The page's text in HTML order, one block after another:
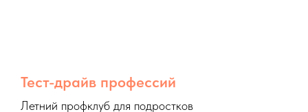
Тест-драйв профессий
Летний профклуб для подростков